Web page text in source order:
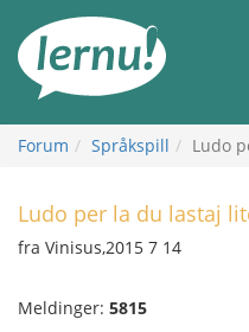
innholdet
Forum Språkspill Ludo
Ludo per la du lastaj
fra Vinisus,2015 7 14
Meldinger: 5815